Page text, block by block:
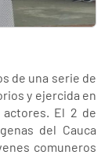
de una serie de
y ejercida en
El 2 de
del Cauca
comuneros